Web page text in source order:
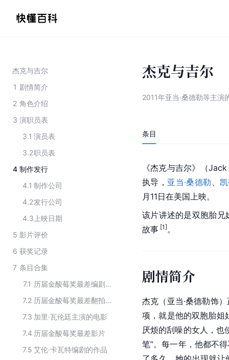
杰克与吉尔
1 剧情简介
2 角色介绍
3 演职员表
3.1 演员表
3.2职员表
4 制作发行
4.1 制作公司
4.2发行公司
4.3 上映日期
5 影片评价
6 获奖记录
7 条目合集
7.1
历届金酸莓奖最差编剧作品
7.2
历届金酸莓奖最差翻拍、照搬或续集电影
7.3 加里·瓦伦廷主演的电影
7.4 历届金酸莓奖最差影片
7.5 艾伦·卡瓦特编剧的作品
杰克与吉尔
2011年亚当·桑德勒等主演
条目
《杰克与吉尔》（
执导， 亚当·桑德勒 、
月11日在美国上映。
该片讲述的是双胞胎兄
故事 [1] 。
剧情简介
杰克（亚当·桑德勒饰
项，就是他的双胞胎姐
厌烦的刮噪的女人，也
笔”。每一年，他都不